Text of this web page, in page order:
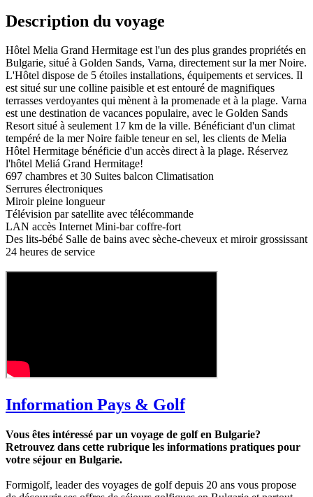
Description du voyage
Hôtel Melia Grand Hermitage est l'un des plus grandes propriétés en
Bulgarie, situé à Golden Sands, Varna, directement sur la mer Noire.
L'Hôtel dispose de 5 étoiles installations, équipements et services. Il
est situé sur une colline paisible et est entouré de magnifiques
terrasses verdoyantes qui mènent à la promenade et à la plage. Varna
est une destination de vacances populaire, avec le Golden Sands
Resort situé à seulement 17 km de la ville. Bénéficiant d'un climat
tempéré de la mer Noire faible teneur en sel, les clients de Melia
Hôtel Hermitage bénéficie d'un accès direct à la plage. Réservez
l'hôtel Meliá Grand Hermitage!
697 chambres et 30 Suites balcon Climatisation
Serrures électroniques
Miroir pleine longueur
Télévision par satellite avec télécommande
LAN accès Internet Mini-bar coffre-fort
Des lits-bébé Salle de bains avec sèche-cheveux et miroir grossissant
24 heures de service
Information Pays & Golf
Vous êtes intéressé par un voyage de golf en Bulgarie?
Retrouvez dans cette rubrique les informations pratiques pour
votre séjour en Bulgarie.
Formigolf, leader des voyages de golf depuis 20 ans vous propose